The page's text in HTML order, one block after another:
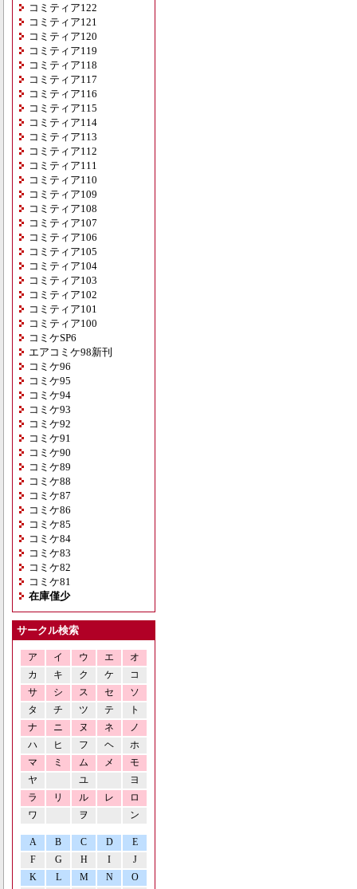
コミティア122
コミティア121
コミティア120
コミティア119
コミティア118
コミティア117
コミティア116
コミティア115
コミティア114
コミティア113
コミティア112
コミティア111
コミティア110
コミティア109
コミティア108
コミティア107
コミティア106
コミティア105
コミティア104
コミティア103
コミティア102
コミティア101
コミティア100
コミケSP6
エアコミケ98新刊
コミケ96
コミケ95
コミケ94
コミケ93
コミケ92
コミケ91
コミケ90
コミケ89
コミケ88
コミケ87
コミケ86
コミケ85
コミケ84
コミケ83
コミケ82
コミケ81
在庫僅少
サークル検索
ア イ ウ エ
オ
カ
キ ク ケ
コ
サ
シ ス セ
ソ
タ
チ ツ テ
ト
ナ
ニ ヌ ネ
ノ
ハ
ヒ フ ヘ
ホ
マ
ミ ム メ
モ
ヤ
ユ
ヨ
ラ
リ ル レ
ロ
ワ
ヲ ン
A B C D
E
F
G H I
J
K
L M N O